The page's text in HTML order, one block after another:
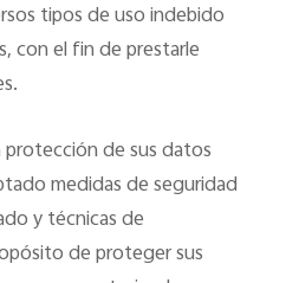
tipos de uso indebido
con el fin de prestarle
protección de sus datos
medidas de seguridad
y técnicas de
de proteger sus